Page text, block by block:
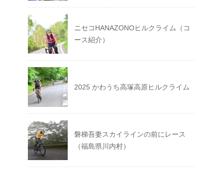
ニセコHANAZONOヒルクライム（コ
ース紹介）
2025 かわうち高塚高原ヒルクライム
磐梯吾妻スカイラインの前にレース
（福島県川内村）